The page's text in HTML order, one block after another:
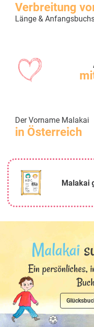
Verbreitung
Länge &
Der Vorname Malakai
in Österreich
Malakai
Malakai
Ein persönliches,